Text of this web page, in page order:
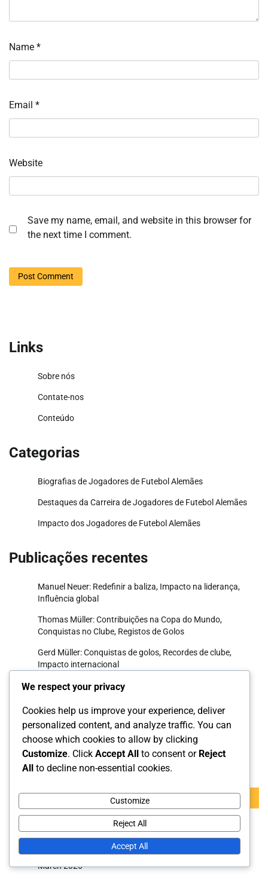
Name *
Email *
Website
Save my name, email, and website in this browser for
the next time I comment.
Links
Sobre nós
Contate-nos
Conteúdo
Categorias
Biografias de Jogadores de Futebol Alemães
Destaques da Carreira de Jogadores de Futebol Alemães
Impacto dos Jogadores de Futebol Alemães
Publicações recentes
Manuel Neuer: Redefinir a baliza, Impacto na liderança,
Influência global
Thomas Müller: Contribuições na Copa do Mundo,
Conquistas no Clube, Registos de Golos
Gerd Müller: Conquistas de golos, Recordes de clube,
Impacto internacional
Andreas Brehme: Contexto, Destaques no clube, Sucesso
Philipp Lahm: Sucesso na Copa do Mundo, Liderança no
clube, Honras individuais
Pesquisar
Search
for:
Arquivo
March 2026
We respect your privacy
Cookies help us improve your experience, deliver
personalized content, and analyze traffic. You can
choose which cookies to allow by clicking
Customize. Click Accept All to consent or Reject
All to decline non-essential cookies.
Customize
Reject All
Accept All